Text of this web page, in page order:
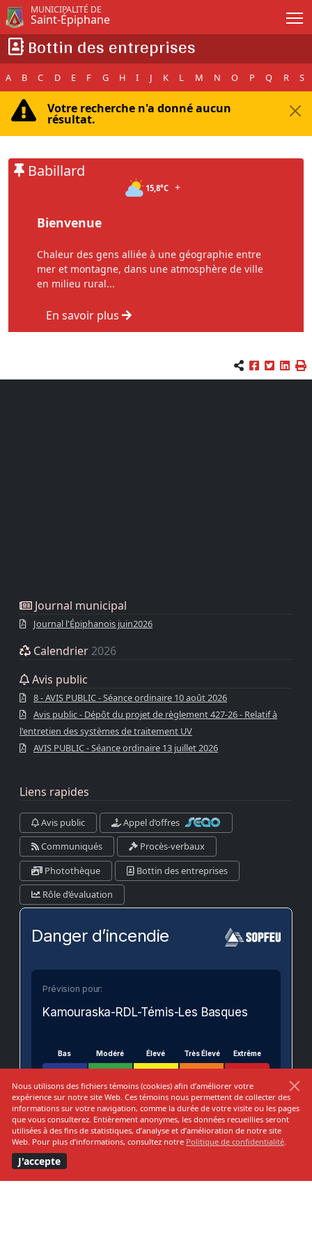
Passer au contenu principal
MUNICIPALITÉ DE
Saint-Épiphane
Bottin des entreprises
A B C D E F G H I J K L M N O P Q R S
Votre recherche n'a donné aucun
résultat.
Babillard
15,8°C +
Bienvenue
Chaleur des gens alliée à une géographie entre
mer et montagne, dans une atmosphère de ville
en milieu rural...
En savoir plus
MUNICIPALITÉ DE
Saint-Épiphane
220, rue du Couvent
Liens rapides
Avis public
Appel d’offres
Communiqués
Procès-verbaux
Photothèque
Bottin des entreprises
Rôle d’évaluation
Danger d’incendie
Prévision pour:
Kamouraska-RDL-Témis-Les Basques
Bas Modéré Élevé Très Élevé Extrême
VOIR SUR LA CARTE
Journal municipal
Journal l'Épiphanois juin2026
Calendrier 2026
Avis public
8 - AVIS PUBLIC - Séance ordinaire 10 août 2026
Avis public - Dépôt du projet de règlement 427-26 - Relatif à
l'entretien des systèmes de traitement UV
AVIS PUBLIC - Séance ordinaire 13 juillet 2026
Nous utilisons des fichiers témoins (cookies) afin d’améliorer votre
expérience sur notre site Web. Ces témoins nous permettent de collecter des
informations sur votre navigation, comme la durée de votre visite ou les pages
que vous consulterez. Entièrement anonymes, les données recueillies seront
utilisées à des fins de statistiques, d’analyse et d’amélioration de notre site
Web. Pour plus d’informations, consultez notre Politique de confidentialité.
J'accepte